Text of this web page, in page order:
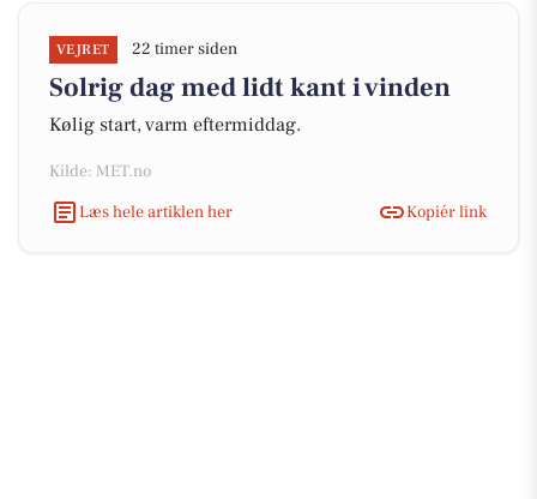
VEJRET 22 timer siden
Solrig dag med lidt kant i vinden
Kølig start, varm eftermiddag.
Kilde: MET.no
Læs hele artiklen her
Kopiér link